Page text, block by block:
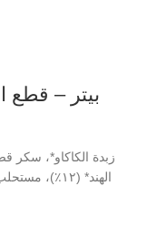
بيتر – قطع
زبدة الكاكاو*، سكر
الهند* (١٢٪)، مستحلب: ليسيثين دوار الشمس*. يحتوي على ٣٩.٥٪